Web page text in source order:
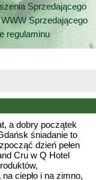
Sprzedającego
Sprzedającego
regulaminu
a dobry początek
śniadanie to
dzień pełen
Cru w Q Hotel
ciepło i na zimno,